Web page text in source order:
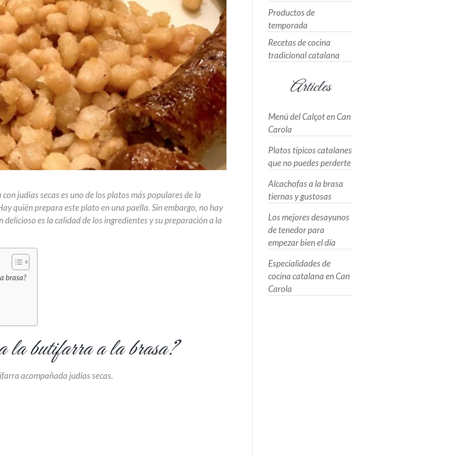
judías secas es uno de los platos más populares de la
quién prepara este plato en una paella. Sin embargo, no hay
delicioso es la calidad de los ingredientes y su preparación a la
brasa?
la butifarra a la brasa?
acompañada judías secas.
Productos de
temporada
Recetas de cocina
tradicional catalana
Articles
Menú del Calçot en Can
Carola
Platos típicos catalanes
que no puedes perderte
Alcachofas a la brasa
tiernas y gustosas
Los mejores desayunos
de tenedor para
empezar bien el día
Especialidades de
cocina catalana en Can
Carola